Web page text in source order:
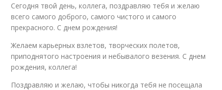
Сегодня твой день, коллега, поздравляю тебя и желаю
всего самого доброго, самого чистого и самого
прекрасного. С днем рождения!
Желаем карьерных взлетов, творческих полетов,
приподнятого настроения и небывалого везения. С днем
рождения, коллега!
Поздравляю и желаю, чтобы никогда тебя не посещала